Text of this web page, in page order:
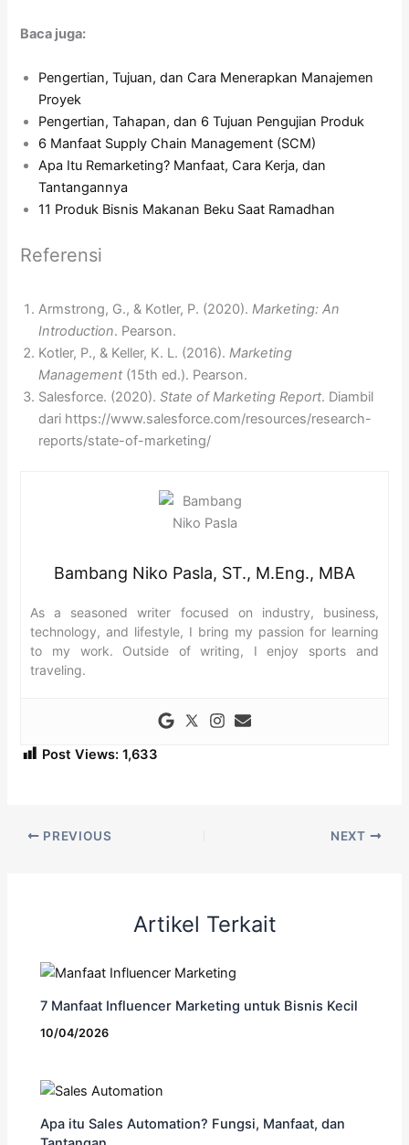
Baca juga:
Pengertian, Tujuan, dan Cara Menerapkan Manajemen
Proyek
Pengertian, Tahapan, dan 6 Tujuan Pengujian Produk
6 Manfaat Supply Chain Management (SCM)
Apa Itu Remarketing? Manfaat, Cara Kerja, dan
Tantangannya
11 Produk Bisnis Makanan Beku Saat Ramadhan
Referensi
Armstrong, G., & Kotler, P. (2020). Marketing: An
Introduction. Pearson.
Kotler, P., & Keller, K. L. (2016). Marketing
Management (15th ed.). Pearson.
Salesforce. (2020).State of Marketing Report. Diambil
dari https://www.salesforce.com/resources/research-
reports/state-of-marketing/
Bambang Niko Pasla, ST., M.Eng., MBA
As a seasoned writer focused on industry, business,
technology, and lifestyle, I bring my passion for learning
to my work. Outside of writing, I enjoy sports and
traveling.
Post Views: 1,633
PREVIOUS NEXT
Artikel Terkait
7 Manfaat Influencer Marketing untuk Bisnis Kecil
10/04/2026
Apa itu Sales Automation? Fungsi, Manfaat, dan